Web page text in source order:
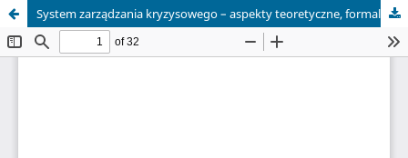
System zarządzania kryzysowego – aspekty teoretyczne, formalne i badawcze